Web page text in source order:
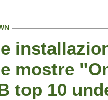
mostre
top 10